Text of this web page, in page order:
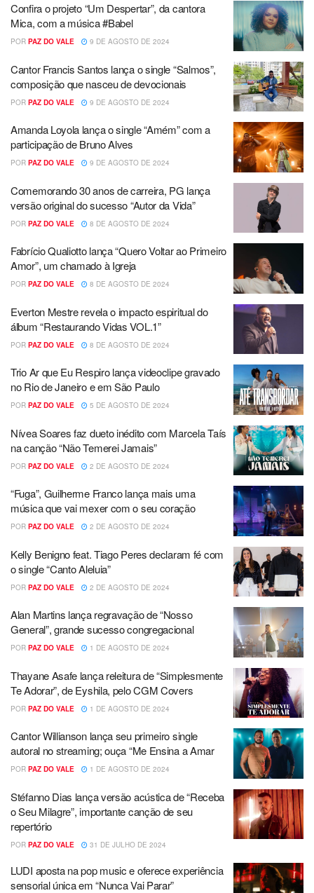
Confira o projeto “Um Despertar”, da cantora
Mica, com a música #Babel
POR PAZ DO VALE 9 DE AGOSTO DE 2024
Cantor Francis Santos lança o single “Salmos”,
composição que nasceu de devocionais
POR PAZ DO VALE 9 DE AGOSTO DE 2024
Amanda Loyola lança o single “Amém” com a
participação de Bruno Alves
POR PAZ DO VALE 9 DE AGOSTO DE 2024
Comemorando 30 anos de carreira, PG lança
versão original do sucesso “Autor da Vida”
POR PAZ DO VALE 8 DE AGOSTO DE 2024
Fabrício Qualiotto lança “Quero Voltar ao Primeiro
Amor”, um chamado à Igreja
POR PAZ DO VALE 8 DE AGOSTO DE 2024
Everton Mestre revela o impacto espiritual do
álbum “Restaurando Vidas VOL.1”
POR PAZ DO VALE 8 DE AGOSTO DE 2024
Trio Ar que Eu Respiro lança videoclipe gravado
no Rio de Janeiro e em São Paulo
POR PAZ DO VALE 5 DE AGOSTO DE 2024
Nívea Soares faz dueto inédito com Marcela Taís
na canção “Não Temerei Jamais”
POR PAZ DO VALE 2 DE AGOSTO DE 2024
“Fuga”, Guilherme Franco lança mais uma
música que vai mexer com o seu coração
POR PAZ DO VALE 2 DE AGOSTO DE 2024
Kelly Benigno feat. Tiago Peres declaram fé com
o single “Canto Aleluia”
POR PAZ DO VALE 2 DE AGOSTO DE 2024
Alan Martins lança regravação de “Nosso
General”, grande sucesso congregacional
POR PAZ DO VALE 1 DE AGOSTO DE 2024
Thayane Asafe lança releitura de “Simplesmente
Te Adorar”, de Eyshila, pelo CGM Covers
POR PAZ DO VALE 1 DE AGOSTO DE 2024
Cantor Willianson lança seu primeiro single
autoral no streaming; ouça “Me Ensina a Amar
POR PAZ DO VALE 1 DE AGOSTO DE 2024
Stéfanno Dias lança versão acústica de “Receba
o Seu Milagre”, importante canção de seu
repertório
POR PAZ DO VALE 31 DE JULHO DE 2024
LUDI aposta na pop music e oferece experiência
sensorial única em “Nunca Vai Parar”